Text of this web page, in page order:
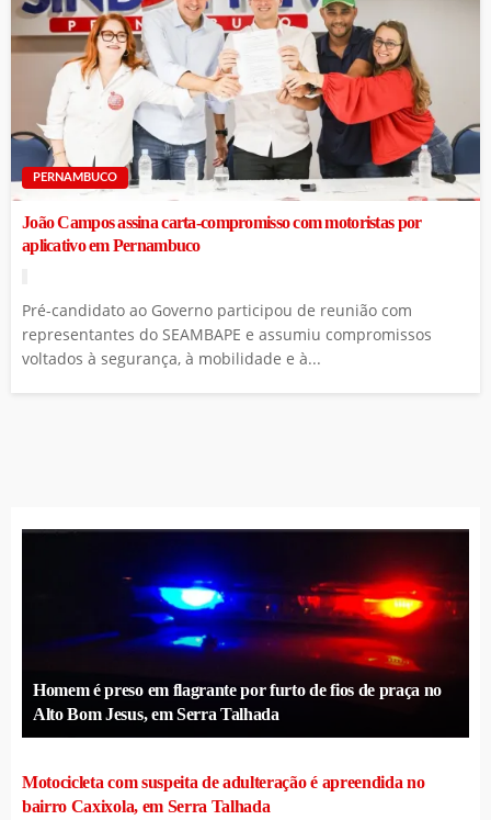
PERNAMBUCO
João Campos assina carta-compromisso com motoristas por
aplicativo em Pernambuco
Pré-candidato ao Governo participou de reunião com
representantes do SEAMBAPE e assumiu compromissos
voltados à segurança, à mobilidade e à...
Homem é preso em flagrante por furto de fios de praça no
Alto Bom Jesus, em Serra Talhada
Motocicleta com suspeita de adulteração é apreendida no
bairro Caxixola, em Serra Talhada